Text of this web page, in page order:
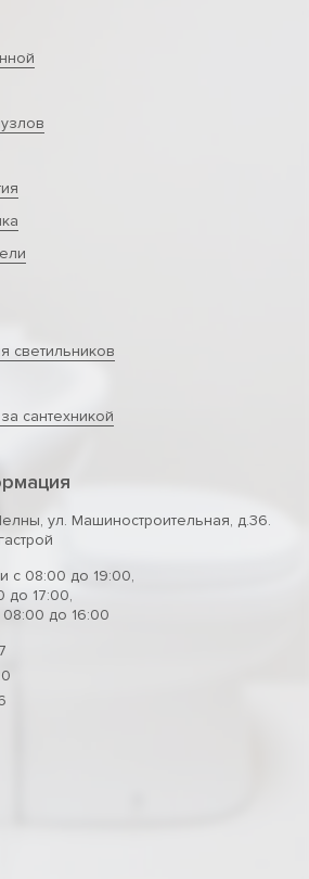
светильников
сантехникой
, ул. Машиностроительная, д.36.
с 08:00 до 19:00,
до 17:00,
до 16:00